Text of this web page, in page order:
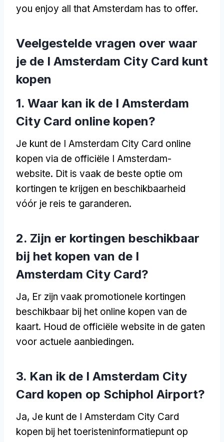
you enjoy all that Amsterdam has to offer.
Veelgestelde vragen over waar
je de I Amsterdam City Card kunt
kopen
1. Waar kan ik de I Amsterdam
City Card online kopen?
Je kunt de I Amsterdam City Card online
kopen via de officiële I Amsterdam-
website. Dit is vaak de beste optie om
kortingen te krijgen en beschikbaarheid
vóór je reis te garanderen.
2. Zijn er kortingen beschikbaar
bij het kopen van de I
Amsterdam City Card?
Ja, Er zijn vaak promotionele kortingen
beschikbaar bij het online kopen van de
kaart. Houd de officiële website in de gaten
voor actuele aanbiedingen.
3. Kan ik de I Amsterdam City
Card kopen op Schiphol Airport?
Ja, Je kunt de I Amsterdam City Card
kopen bij het toeristeninformatiepunt op